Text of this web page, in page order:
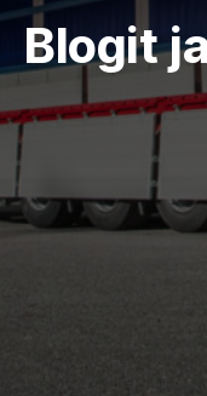
Blogit